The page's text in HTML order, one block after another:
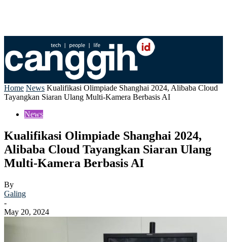
Home News Kualifikasi Olimpiade Shanghai 2024, Alibaba Cloud
Tayangkan Siaran Ulang Multi-Kamera Berbasis AI
News
Kualifikasi Olimpiade Shanghai 2024,
Alibaba Cloud Tayangkan Siaran Ulang
Multi-Kamera Berbasis AI
By
Galing
-
May 20, 2024